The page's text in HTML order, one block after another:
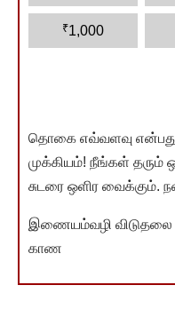
₹1,000
தொகை எவ்வளவு என்பது
முக்கியம்! நீங்கள் தரும்
சுடரை ஒளிர வைக்கும்.
இணையம்வழி விடுதலை
காண